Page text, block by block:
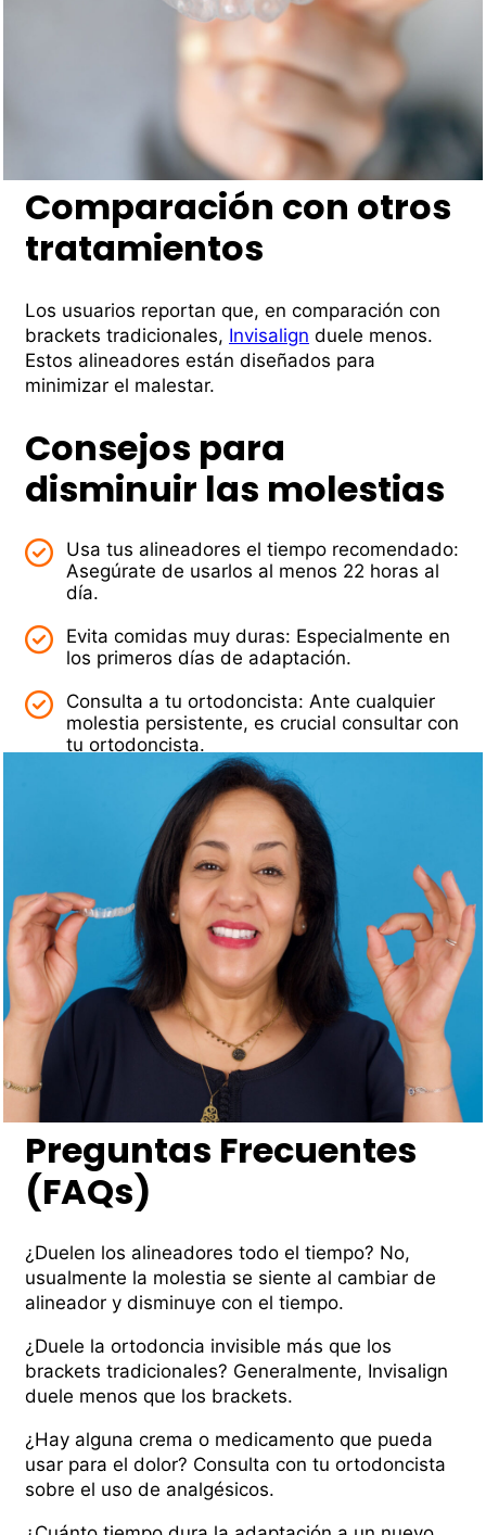
Comparación con otros
tratamientos
Los usuarios reportan que, en comparación con
brackets tradicionales, Invisalign duele menos.
Estos alineadores están diseñados para
minimizar el malestar.
Consejos para
disminuir las molestias
Usa tus alineadores el tiempo recomendado:
Asegúrate de usarlos al menos 22 horas al
dí­a.
Evita comidas muy duras: Especialmente en
los primeros dí­as de adaptación.
Consulta a tu ortodoncista: Ante cualquier
molestia persistente, es crucial consultar con
tu ortodoncista.
Preguntas Frecuentes
(FAQs)
¿Duelen los alineadores todo el tiempo? No,
usualmente la molestia se siente al cambiar de
alineador y disminuye con el tiempo.
¿Duele la ortodoncia invisible más que los
brackets tradicionales? Generalmente, Invisalign
duele menos que los brackets.
¿Hay alguna crema o medicamento que pueda
usar para el dolor? Consulta con tu ortodoncista
sobre el uso de analgésicos.